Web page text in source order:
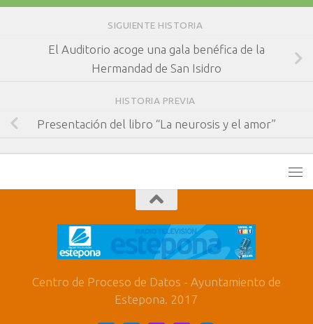
SIGUIENTE HISTORIA
El Auditorio acoge una gala benéfica de la
Hermandad de San Isidro
HISTORIA PREVIA
Presentación del libro “La neurosis y el amor”
Centro de Proceso de Datos - Ayuntamiento de
Estepona. 2017